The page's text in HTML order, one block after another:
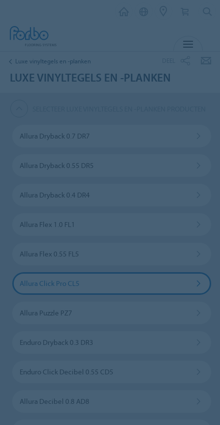
Luxe vinyltegels en -planken
LUXE VINYLTEGELS EN -PLANKEN
Allura Dryback 0.7 DR7
Allura Dryback 0.55 DR5
Allura Dryback 0.4 DR4
Allura Flex 1.0 FL1
Allura Flex 0.55 FL5
Allura Click Pro CL5
Allura Puzzle PZ7
Enduro Dryback 0.3 DR3
Enduro Click Decibel 0.55 CD5
Allura Decibel 0.8 AD8